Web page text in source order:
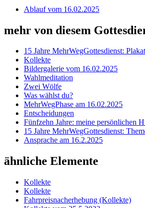
Ablauf vom 16.02.2025
mehr von diesem
15 Jahre MehrWegGottesdienst:
Kollekte
Bildergalerie vom 16.02.2025
Wahlmeditation
Zwei Wölfe
Was wählst du?
MehrWegPhase am 16.02.2025
Entscheidungen
Fünfzehn Jahre: meine persönlichen
15 Jahre MehrWegGottesdienst:
Ansprache am 16.2.2025
ähnliche Elemente
Kollekte
Kollekte
Fahrpreisnacherhebung (Kollekte)